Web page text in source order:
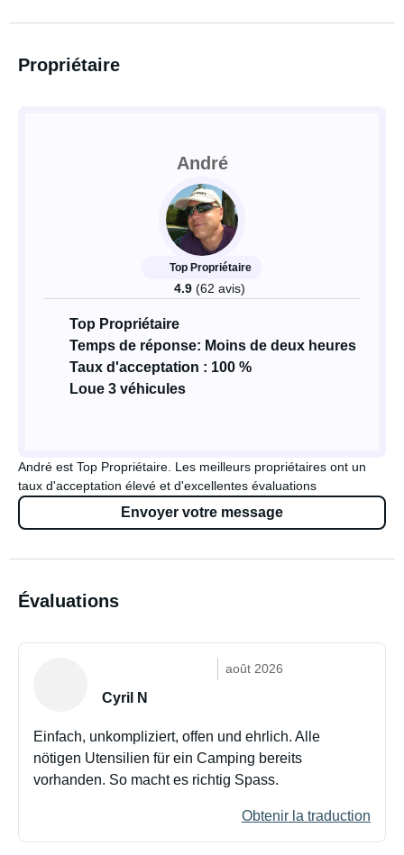
Propriétaire
André
Top Propriétaire
4.9 (62 avis)
Top Propriétaire
Temps de réponse: Moins de deux heures
Taux d'acceptation : 100 %
Loue 3 véhicules
André est Top Propriétaire. Les meilleurs propriétaires ont un
taux d'acceptation élevé et d'excellentes évaluations
Envoyer votre message
Évaluations
août 2026
Cyril N
Einfach, unkompliziert, offen und ehrlich. Alle
nötigen Utensilien für ein Camping bereits
vorhanden. So macht es richtig Spass.
Obtenir la traduction